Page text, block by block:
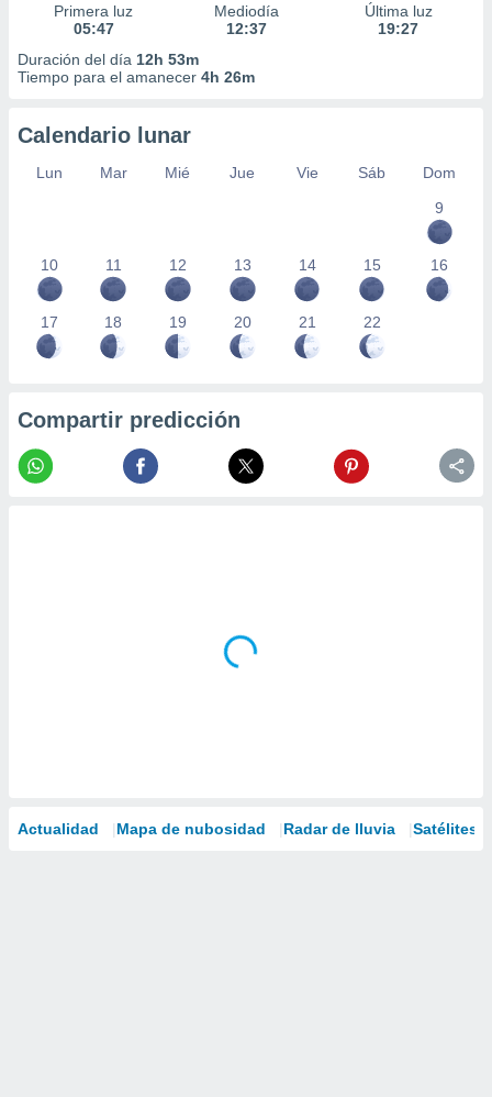
Primera luz
05:47
Mediodía
12:37
Última luz
19:27
Duración del día 12h 53m
Tiempo para el amanecer 4h 26m
Calendario lunar
Lun Mar Mié Jue Vie Sáb
Dom
9
10 11 12 13 14 15 16
17 18 19 20 21 22
Compartir predicción
Actualidad Mapa de nubosidad Radar de lluvia Satélites